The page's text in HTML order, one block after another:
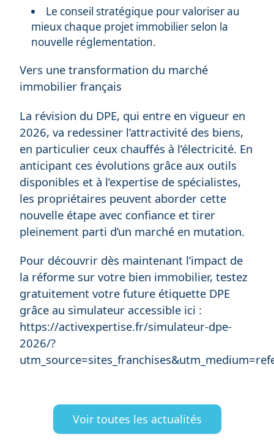
Le conseil stratégique pour valoriser au
mieux chaque projet immobilier selon la
nouvelle réglementation.
Vers une transformation du marché
immobilier français
La révision du DPE, qui entre en vigueur en
2026, va redessiner l’attractivité des biens,
en particulier ceux chauffés à l’électricité. En
anticipant ces évolutions grâce aux outils
disponibles et à l’expertise de spécialistes,
les propriétaires peuvent aborder cette
nouvelle étape avec confiance et tirer
pleinement parti d’un marché en mutation.
Pour découvrir dès maintenant l’impact de
la réforme sur votre bien immobilier, testez
gratuitement votre future étiquette DPE
grâce au simulateur accessible ici :
https://activexpertise.fr/simulateur-dpe-
2026/?
Voir toutes les actualités